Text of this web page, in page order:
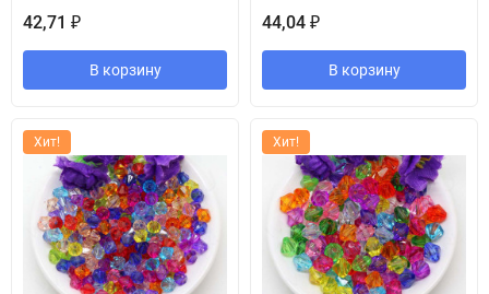
42,71 ₽
В корзину
44,04 ₽
В корзину
Хит! Хит!